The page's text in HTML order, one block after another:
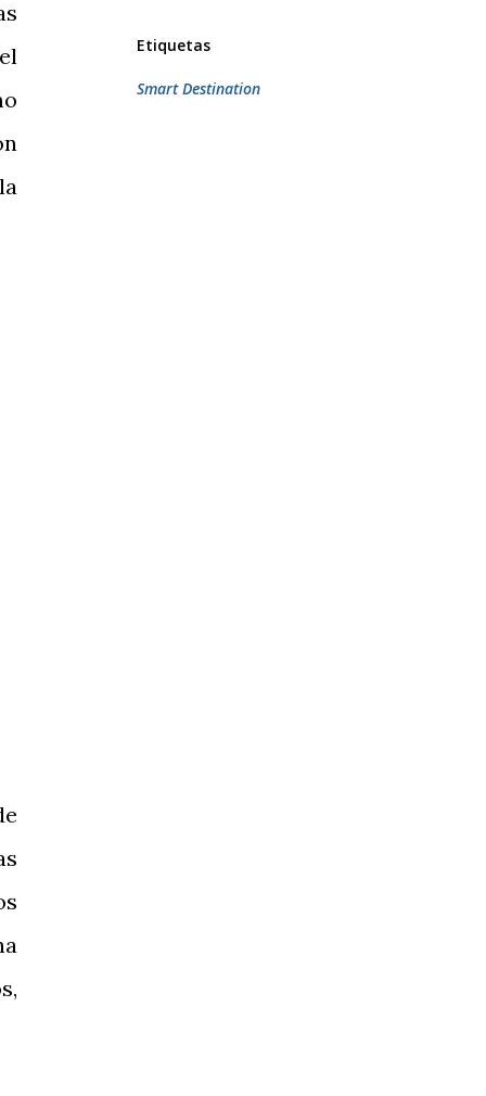
Etiquetas
Smart Destination